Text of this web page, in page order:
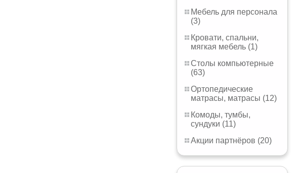
Мебель для персонала
(3)
Кровати, спальни,
мягкая мебель (1)
Столы компьютерные
(63)
Ортопедические
матрасы, матрасы (12)
Комоды, тумбы,
сундуки (11)
Акции партнёров (20)